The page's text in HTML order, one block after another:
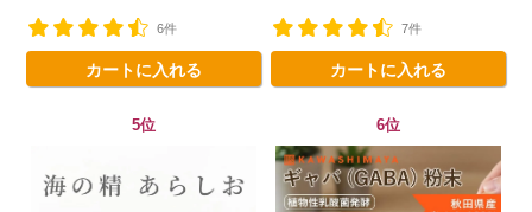
6件
カートに入れる
7件
カートに入れる
5位 6位